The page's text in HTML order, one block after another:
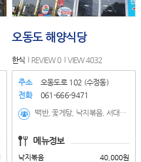
오동도 해양식당
한식 REVIEW 0 VIEW 4032
주소
오동도로 102 (수정동)
전화
061-666-9471
백반, 꽃게탕, 낙지볶음, 서대회, 꽃게장 정식, 돌게장정식, 생선구이, 갈치조림, 장어탕, 육계장, 갈치조림세트, 생선구이세트
메뉴정보
낙지볶음
40,000원